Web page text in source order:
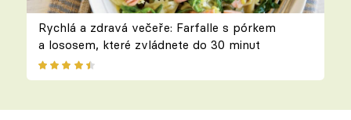
Rychlá a zdravá večeře: Farfalle s pórkem
a lososem, které zvládnete do 30 minut